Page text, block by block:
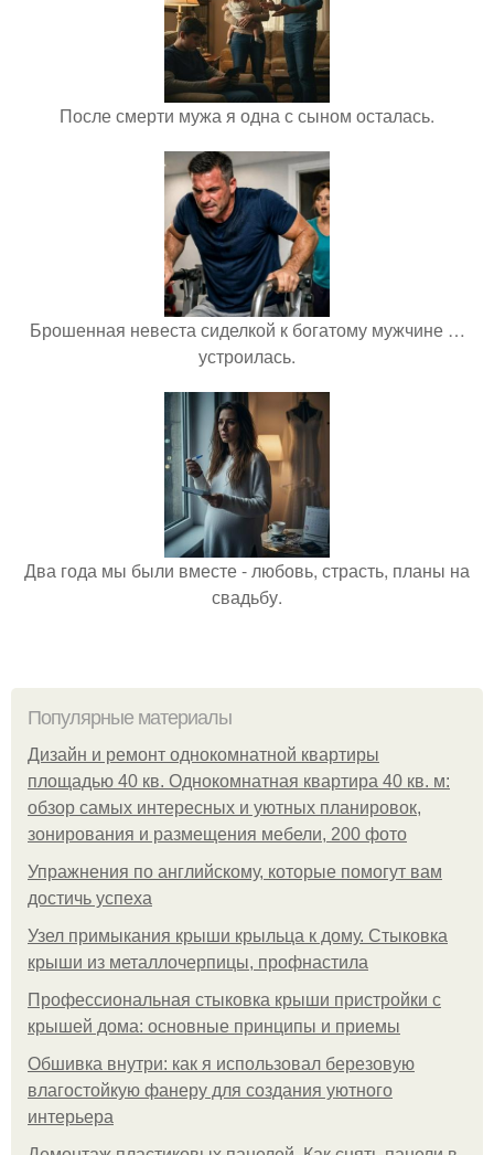
После смерти мужа я одна с сыном осталась.
Брошенная невеста сиделкой к богатому мужчине …
устроилась.
Два года мы были вместе - любовь, страсть, планы на
свадьбу.
Популярные материалы
Дизайн и ремонт однокомнатной квартиры
площадью 40 кв. Однокомнатная квартира 40 кв. м:
обзор самых интересных и уютных планировок,
зонирования и размещения мебели, 200 фото
Упражнения по английскому, которые помогут вам
достичь успеха
Узел примыкания крыши крыльца к дому. Стыковка
крыши из металлочерпицы, профнастила
Профессиональная стыковка крыши пристройки с
крышей дома: основные принципы и приемы
Обшивка внутри: как я использовал березовую
влагостойкую фанеру для создания уютного
интерьера